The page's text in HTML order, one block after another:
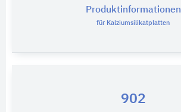
Produktinformationen
für Kalziumsilikatplatten
902